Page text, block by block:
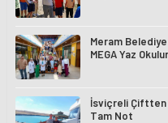
Meram Belediye
MEGA Yaz
İsviçreli Çiftten
Tam Not